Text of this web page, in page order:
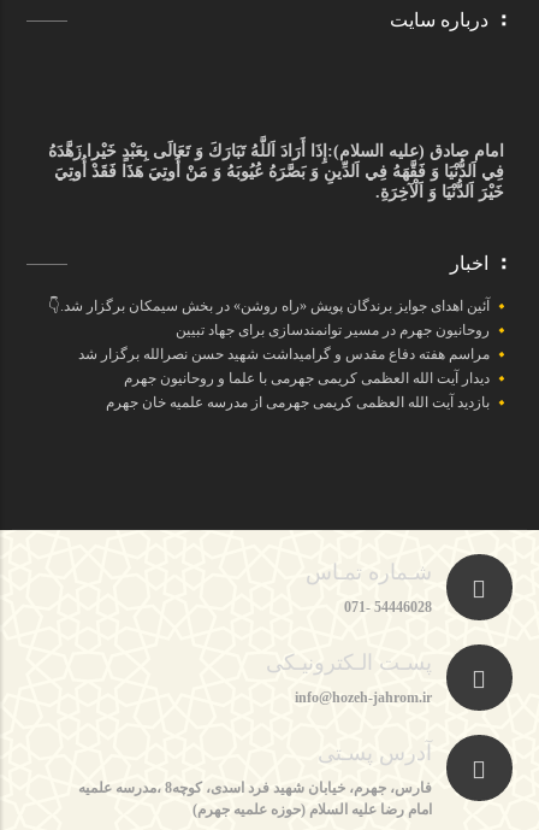
درباره سایت
امام صادق (علیه السلام): إِذَا أَرَادَ اَللَّهُ تَبَارَكَ وَ تَعَالَى بِعَبْدٍ خَيْرا زَهَّدَهُ
فِي اَلدُّنْيَا وَ فَقَّهَهُ فِي اَلدِّينِ وَ بَصَّرَهُ عُيُوبَهُ وَ مَنْ أُوتِيَ هَذَا فَقَدْ أُوتِيَ
خَيْرَ اَلدُّنْيَا وَ اَلْآخِرَةِ.
اخبار
آئین اهدای جوایز برندگان پویش «راه روشن» در بخش سیمکان برگزار شد.👇
روحانیون جهرم در مسیر توانمندسازی برای جهاد تبیین
مراسم هفته دفاع مقدس و گرامیداشت شهید حسن نصرالله برگزار شد
دیدار آیت الله العظمی کریمی جهرمی با علما و روحانیون جهرم
بازدید آیت الله العظمی کریمی جهرمی از مدرسه علمیه خان جهرم
شـماره تمـاس
54446028 -071
پسـت الـکترونیـکی
info@hozeh-jahrom.ir
آدرس پسـتی
فارس، جهرم، خیابان شهید فرد اسدی، کوچه8 ،مدرسه علمیه
امام رضا علیه السلام (حوزه علمیه جهرم)